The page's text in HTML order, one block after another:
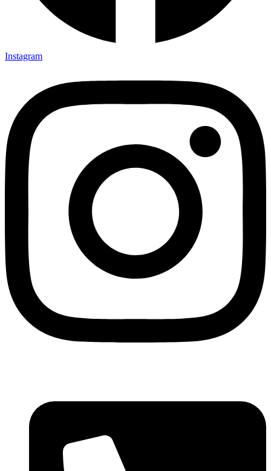
Instagram